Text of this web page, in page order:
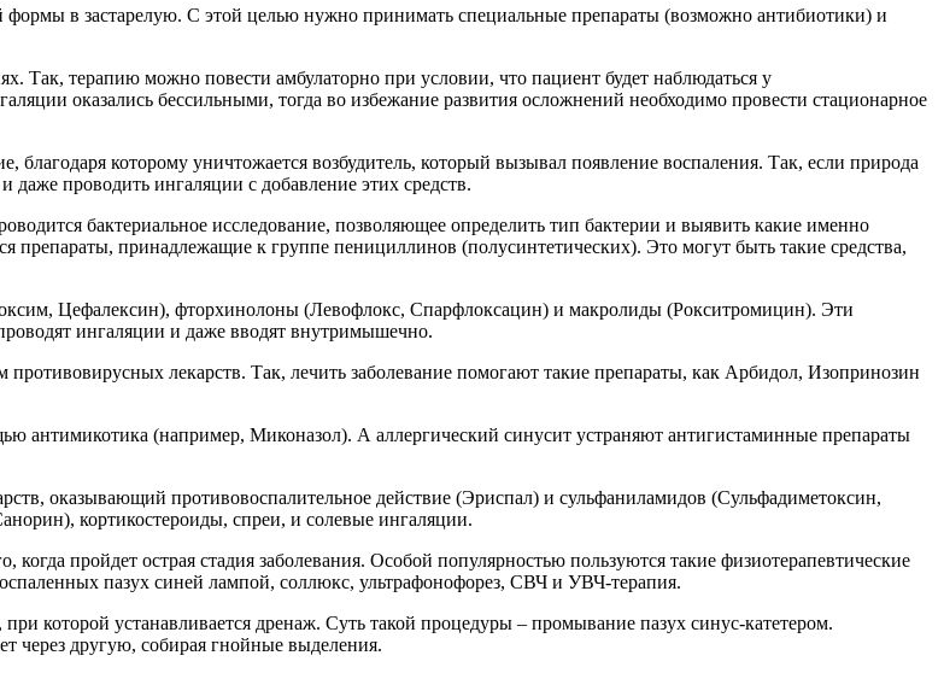
формы в застарелую. С этой целью нужно принимать специальные препараты (возможно антибиотики) и
Так, терапию можно повести амбулаторно при условии, что пациент будет наблюдаться у
оказались бессильными, тогда во избежание развития осложнений необходимо провести стационарное
которому уничтожается возбудитель, который вызывал появление воспаления. Так, если природа
даже проводить ингаляции с добавление этих средств.
бактериальное исследование, позволяющее определить тип бактерии и выявить какие именно
препараты, принадлежащие к группе пенициллинов (полусинтетических). Это могут быть такие средства,
Цефалексин), фторхинолоны (Левофлокс, Спарфлоксацин) и макролиды (Рокситромицин). Эти
ингаляции и даже вводят внутримышечно.
лекарств. Так, лечить заболевание помогают такие препараты, как Арбидол, Изопринозин
антимикотика (например, Миконазол). А аллергический синусит устраняют антигистаминные препараты
оказывающий противовоспалительное действие (Эриспал) и сульфаниламидов (Сульфадиметоксин,
кортикостероиды, спреи, и солевые ингаляции.
пройдет острая стадия заболевания. Особой популярностью пользуются такие физиотерапевтические
пазух синей лампой, соллюкс, ультрафонофорез, СВЧ и УВЧ-терапия.
которой устанавливается дренаж. Суть такой процедуры – промывание пазух синус-катетером.
через другую, собирая гнойные выделения.